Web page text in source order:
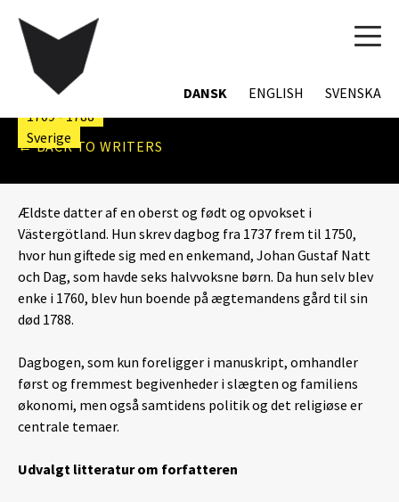
DANSK ENGLISH SVENSKA
← BACK TO WRITERS
METTA LILLIE
1709 - 1788
Sverige
Ældste datter af en oberst og født og opvokset i
Västergötland. Hun skrev dagbog fra 1737 frem til 1750,
hvor hun giftede sig med en enkemand, Johan Gustaf Natt
och Dag, som havde seks halvvoksne børn. Da hun selv blev
enke i 1760, blev hun boende på ægtemandens gård til sin
død 1788.
Dagbogen, som kun foreligger i manuskript, omhandler
først og fremmest begivenheder i slægten og familiens
økonomi, men også samtidens politik og det religiøse er
centrale temaer.
Udvalgt litteratur om forfatteren